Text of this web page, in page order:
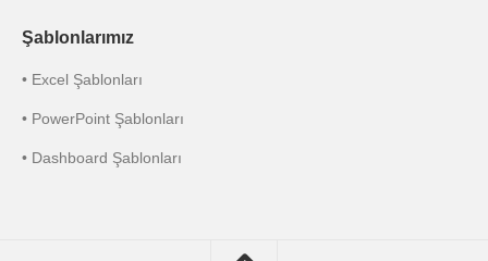
Şablonlarımız
• Excel Şablonları
• PowerPoint Şablonları
• Dashboard Şablonları